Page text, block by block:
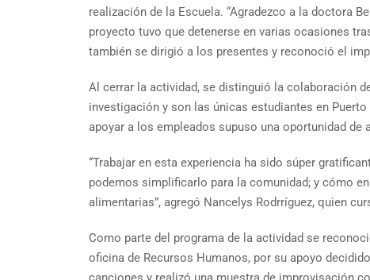
realización de la Escuela. “Agradezco a la doctora
proyecto tuvo que detenerse en varias ocasiones
también se dirigió a los presentes y reconoció el
Al cerrar la actividad, se distinguió la colaboración
investigación y son las únicas estudiantes en
apoyar a los empleados supuso una oportunidad de
“Trabajar en esta experiencia ha sido súper
podemos simplificarlo para la comunidad; y cómo
alimentarias”, agregó Nancelys Rodrríguez, quien
Como parte del programa de la actividad se
oficina de Recursos Humanos, por su apoyo